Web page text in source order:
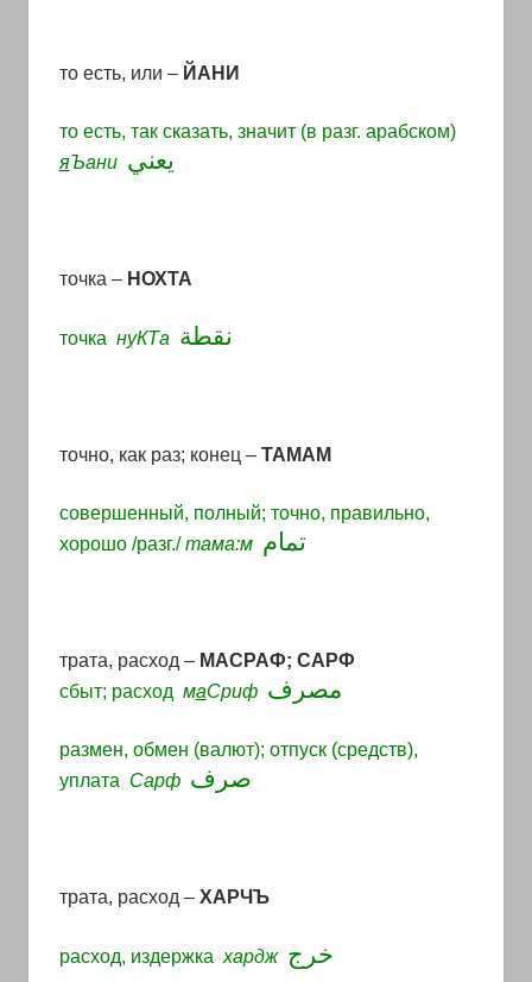
то есть, или – ЙАНИ
то есть, так сказать, значит (в разг. арабском)
яЪани يعني
точка – НОХТА
точка нуКТа نقطة
точно, как раз; конец – ТАМАМ
совершенный, полный; точно, правильно,
хорошо /разг./тама:м تمام
трата, расход – МАСРАФ; САРФ
сбыт; расход маСриф مصرف
размен, обмен (валют); отпуск (средств),
уплата Сарф صرف
трата, расход – ХАРЧЪ
расход, издержка хардж خرج